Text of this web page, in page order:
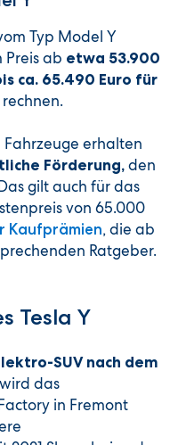
Typ Model Y
Preis ab etwa 53.900
ca. 65.490 Euro für
rechnen.
erhalten
Förderung, den
gilt auch für das
von 65.000
Kaufprämien, die ab
Ratgeber.
Tesla Y
SUV nach dem
das
in Fremont